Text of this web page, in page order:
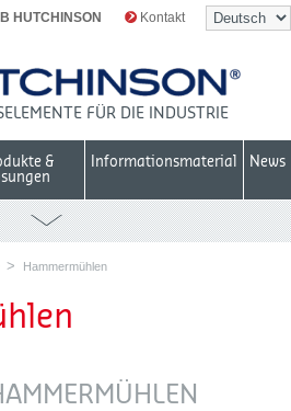
HUTCHINSON Kontakt
FÜR DIE INDUSTRIE
&
Informationsmaterial News
Hammermühlen